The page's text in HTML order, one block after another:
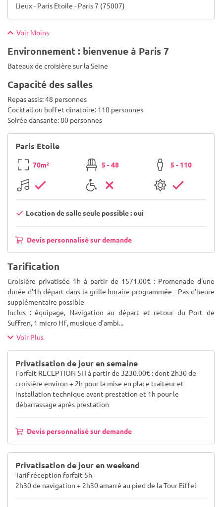
Lieux - Paris Etoile - Paris 7 (75007)
Voir Moins
Environnement : bienvenue à Paris 7
Bateaux de croisière sur la Seine
Capacité des salles
Repas assis: 48 personnes
Cocktail ou buffet dînatoire: 110 personnes
Soirée dansante: 80 personnes
Paris Etoile
70m² 5 - 48 5 - 110
Location de salle seule possible : oui
Devis personnalisé sur demande
Tarification
Croisière privatisée 1h à partir de 1571.00€ : Promenade d'une
durée d'1h départ dans la grille horaire programmée - Pas d'heure
supplémentaire possible
Inclus : équipage, Navigation au départ et retour du Port de
Suffren, 1 micro HF, musique d'ambi...
Voir Plus
Privatisation de jour en semaine
Forfait RECEPTION 5H à partir de 3230.00€ : dont 2h30 de
croisière environ + 2h pour la mise en place traiteur et
installation technique avant prestation et 1h pour le
débarrassage après prestation
Devis personnalisé sur demande
Privatisation de jour en weekend
Tarif réception forfait 5h
2h30 de navigation + 2h30 amarré au pied de la Tour Eiffel